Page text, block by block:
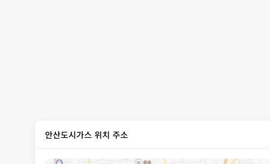
안산도시가스 위치 주소